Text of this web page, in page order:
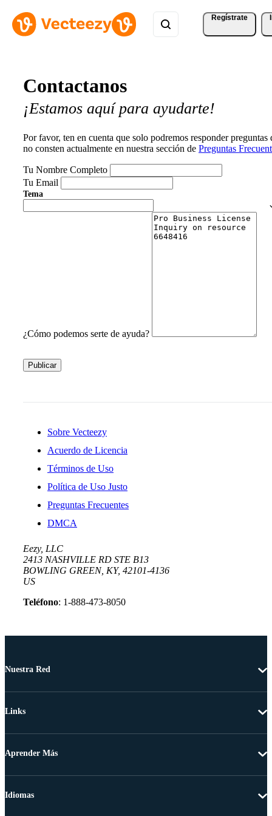
Regístrate
Contactanos
¡Estamos aquí para ayudarte!
Por favor, ten en cuenta que solo podremos responder preguntas
no consten actualmente en nuestra sección de Preguntas
Tu Nombre Completo
Tu Email
Tema
¿Cómo podemos serte de ayuda?
Publicar
Sobre Vecteezy
Acuerdo de Licencia
Términos de Uso
Política de Uso Justo
Preguntas Frecuentes
DMCA
Eezy, LLC
2413 NASHVILLE RD STE B13
BOWLING GREEN, KY, 42101-4136
US
Teléfono: 1-888-473-8050
Nuestra Red
Links
Aprender Más
Idiomas